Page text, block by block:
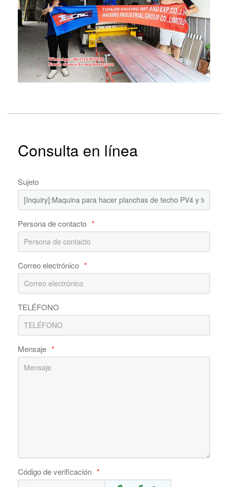
Consulta en línea
Sujeto
Persona de contacto *
Correo electrónico *
TELÉFONO
Mensaje *
Código de verificación *